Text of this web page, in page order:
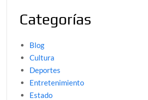
Categorías
Blog
Cultura
Deportes
Entretenimiento
Estado